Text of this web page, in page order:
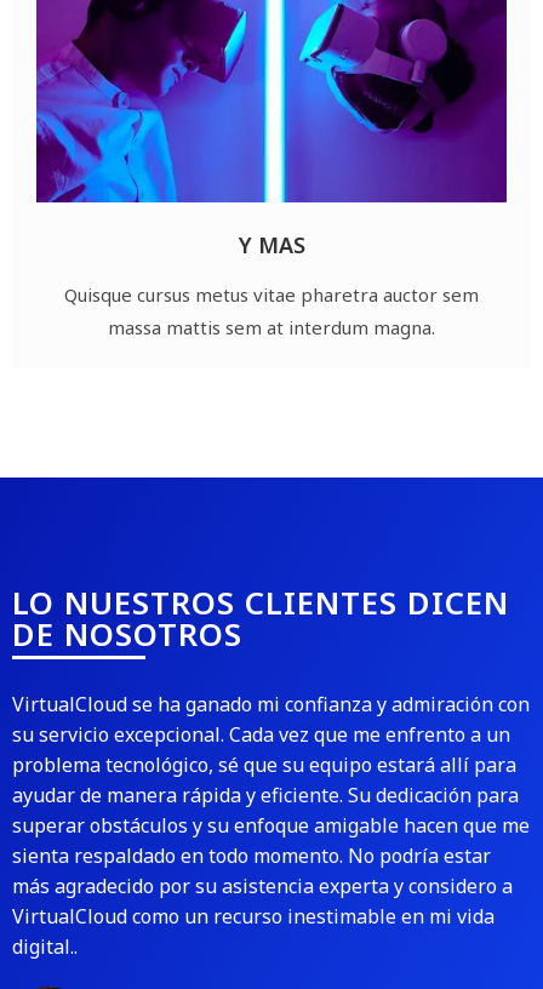
Y MAS
Quisque cursus metus vitae pharetra auctor sem
massa mattis sem at interdum magna.
LO NUESTROS CLIENTES DICEN
DE NOSOTROS
VirtualCloud se ha ganado mi confianza y admiración con
su servicio excepcional. Cada vez que me enfrento a un
problema tecnológico, sé que su equipo estará allí para
ayudar de manera rápida y eficiente. Su dedicación para
superar obstáculos y su enfoque amigable hacen que me
sienta respaldado en todo momento. No podría estar
más agradecido por su asistencia experta y considero a
VirtualCloud como un recurso inestimable en mi vida
digital..